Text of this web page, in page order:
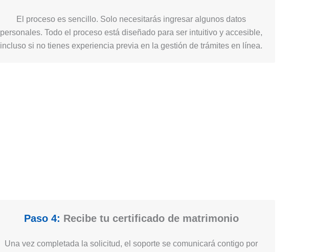
El proceso es sencillo. Solo necesitarás ingresar algunos datos
personales. Todo el proceso está diseñado para ser intuitivo y accesible,
incluso si no tienes experiencia previa en la gestión de trámites en línea.
Paso 4: Recibe tu certificado de matrimonio
Una vez completada la solicitud, el soporte se comunicará contigo por